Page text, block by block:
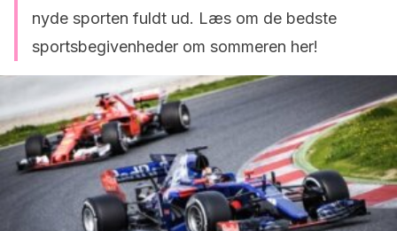
nyde sporten fuldt ud. Læs om de bedste
sportsbegivenheder om sommeren her!